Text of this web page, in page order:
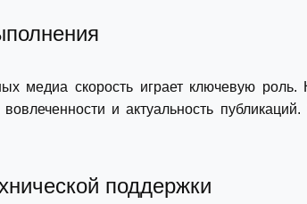
медиа скорость играет ключевую
и актуальность
поддержки